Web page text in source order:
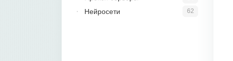
62
Нейросети